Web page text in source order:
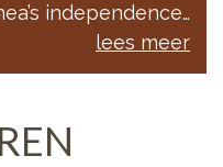
independence…
lees meer